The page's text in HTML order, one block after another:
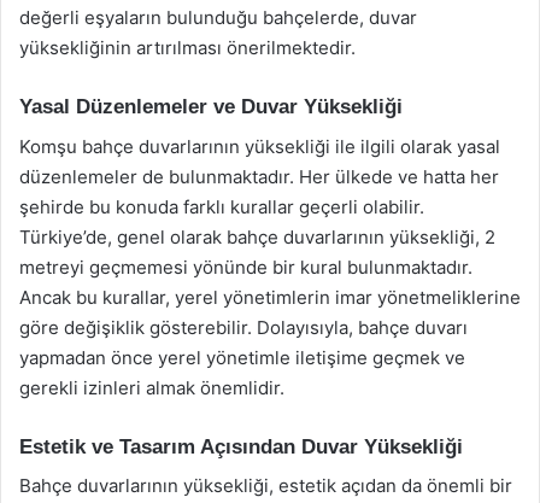
değerli eşyaların bulunduğu bahçelerde, duvar
yüksekliğinin artırılması önerilmektedir.
Yasal Düzenlemeler ve Duvar Yüksekliği
Komşu bahçe duvarlarının yüksekliği ile ilgili olarak yasal
düzenlemeler de bulunmaktadır. Her ülkede ve hatta her
şehirde bu konuda farklı kurallar geçerli olabilir.
Türkiye’de, genel olarak bahçe duvarlarının yüksekliği, 2
metreyi geçmemesi yönünde bir kural bulunmaktadır.
Ancak bu kurallar, yerel yönetimlerin imar yönetmeliklerine
göre değişiklik gösterebilir. Dolayısıyla, bahçe duvarı
yapmadan önce yerel yönetimle iletişime geçmek ve
gerekli izinleri almak önemlidir.
Estetik ve Tasarım Açısından Duvar Yüksekliği
Bahçe duvarlarının yüksekliği, estetik açıdan da önemli bir